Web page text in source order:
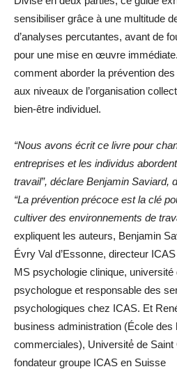
sensibiliser grâce à une multitude
d’analyses percutantes, avant de
pour une mise en œuvre
comment aborder la prévention
aux niveaux de l’organisation
bien-être individuel.
“Nous avons écrit ce livre pour
entreprises et les individus
travail”, déclare Benjamin Saviard,
“La prévention précoce est la clé
cultiver des environnements de
expliquent les auteurs, Benjamin
Évry Val d’Essonne, directeur
MS psychologie clinique,
psychologue et responsable des
psychologiques chez ICAS. Et
business administration (École des
commerciales), Université́ de
fondateur groupe ICAS en Suisse